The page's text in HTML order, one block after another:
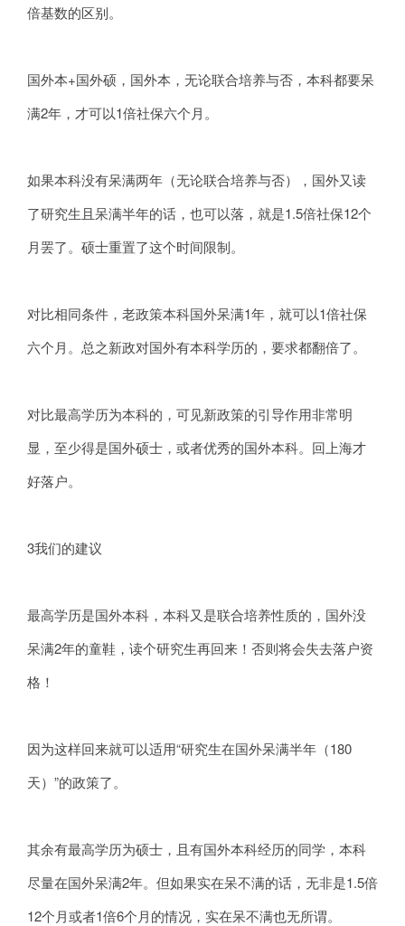
倍基数的区别。
国外本+国外硕，国外本，无论联合培养与否，本科都要呆
满2年，才可以1倍社保六个月。
如果本科没有呆满两年（无论联合培养与否），国外又读
了研究生且呆满半年的话，也可以落，就是1.5倍社保12个
月罢了。硕士重置了这个时间限制。
对比相同条件，老政策本科国外呆满1年，就可以1倍社保
六个月。总之新政对国外有本科学历的，要求都翻倍了。
对比最高学历为本科的，可见新政策的引导作用非常明
显，至少得是国外硕士，或者优秀的国外本科。回上海才
好落户。
3我们的建议
最高学历是国外本科，本科又是联合培养性质的，国外没
呆满2年的童鞋，读个研究生再回来！否则将会失去落户资
格！
因为这样回来就可以适用“研究生在国外呆满半年（180
天）”的政策了。
其余有最高学历为硕士，且有国外本科经历的同学，本科
尽量在国外呆满2年。但如果实在呆不满的话，无非是1.5倍
12个月或者1倍6个月的情况，实在呆不满也无所谓。